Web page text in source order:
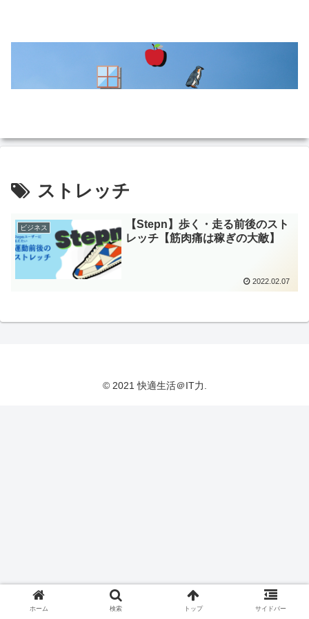
ストレッチ
ビジネス
【Stepn】歩く・走る前後のスト
レッチ【筋肉痛は稼ぎの大敵】
2022.02.07
© 2021 快適生活＠IT力.
ホーム 検索 トップ サイドバー